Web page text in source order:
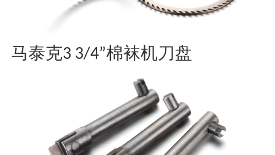
​马泰克3 3/4”棉袜机刀盘